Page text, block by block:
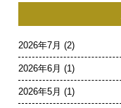
2026年7月 (2)
2026年6月 (1)
2026年5月 (1)